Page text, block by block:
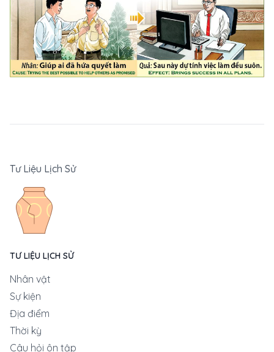
Tư Liệu Lịch Sử
TƯ LIỆU LỊCH SỬ
Nhân vật
Sự kiện
Địa điểm
Thời kỳ
Câu hỏi ôn tập